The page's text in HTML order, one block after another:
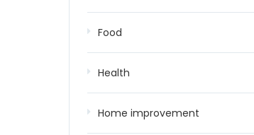
Food
Health
Home improvement